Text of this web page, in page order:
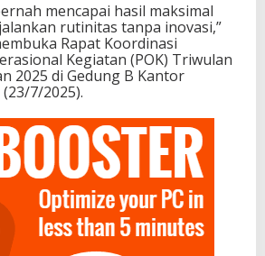
mencapai hasil maksimal
rutinitas tanpa inovasi,”
Rapat Koordinasi
Kegiatan (POK) Triwulan
2025 di Gedung B Kantor
7/2025).